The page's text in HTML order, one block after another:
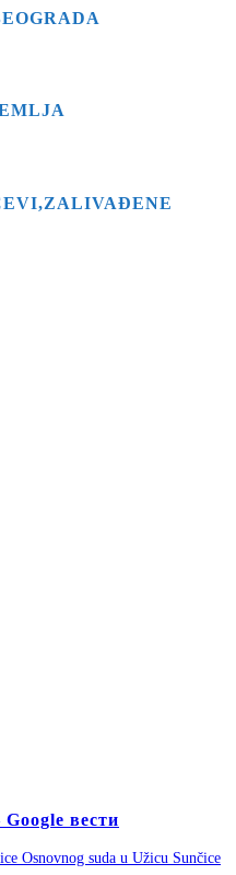
вести
Osnovnog suda u Užicu Sunčice